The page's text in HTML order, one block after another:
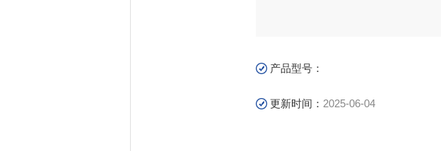
产品型号：
更新时间： 2025-06-04